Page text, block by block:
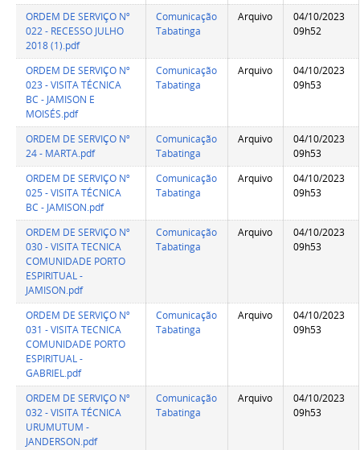
ORDEM DE SERVIÇO Nº
022 - RECESSO JULHO
2018 (1).pdf
Comunicação
Tabatinga
Arquivo
04/10/2023
09h52
ORDEM DE SERVIÇO Nº
023 - VISITA TÉCNICA
BC - JAMISON E
MOISÉS.pdf
Comunicação
Tabatinga
Arquivo
04/10/2023
09h53
ORDEM DE SERVIÇO Nº
24 - MARTA.pdf
Comunicação
Tabatinga
Arquivo
04/10/2023
09h53
ORDEM DE SERVIÇO Nº
025 - VISITA TÉCNICA
BC - JAMISON.pdf
Comunicação
Tabatinga
Arquivo
04/10/2023
09h53
ORDEM DE SERVIÇO Nº
030 - VISITA TECNICA
COMUNIDADE PORTO
ESPIRITUAL -
JAMISON.pdf
Comunicação
Tabatinga
Arquivo
04/10/2023
09h53
ORDEM DE SERVIÇO Nº
031 - VISITA TECNICA
COMUNIDADE PORTO
ESPIRITUAL -
GABRIEL.pdf
Comunicação
Tabatinga
Arquivo
04/10/2023
09h53
ORDEM DE SERVIÇO Nº
032 - VISITA TÉCNICA
URUMUTUM -
JANDERSON.pdf
Comunicação
Tabatinga
Arquivo
04/10/2023
09h53